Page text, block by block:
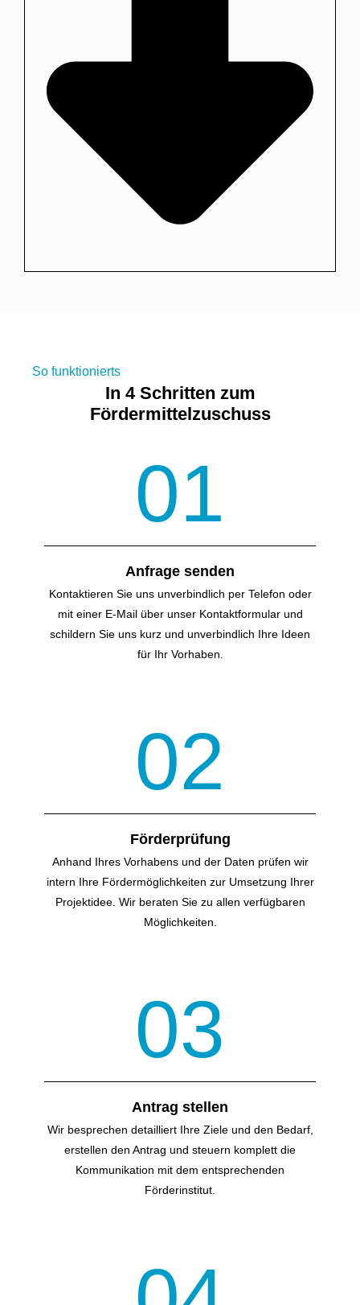
So funktionierts
In 4 Schritten zum
Fördermittelzuschuss
01
Anfrage senden
Kontaktieren Sie uns unverbindlich per Telefon oder
mit einer E-Mail über unser Kontakt­formular und
schildern Sie uns kurz und unverbindlich Ihre Ideen
für Ihr Vorhaben.
02
Förderprüfung
Anhand Ihres Vorhabens und der Daten prüfen wir
intern Ihre Förder­möglichkeiten zur Umsetzung Ihrer
Projektidee. Wir beraten Sie zu allen verfügbaren
Möglichkeiten.
03
Antrag stellen
Wir besprechen detailliert Ihre Ziele und den Bedarf,
erstellen den Antrag und steuern komplett die
Kommunikation mit dem entsprechenden
Förderinstitut.